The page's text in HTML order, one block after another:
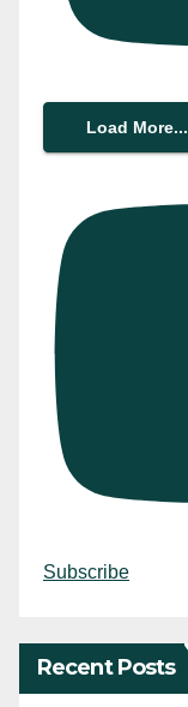
Load More...
Subscribe
Recent Posts